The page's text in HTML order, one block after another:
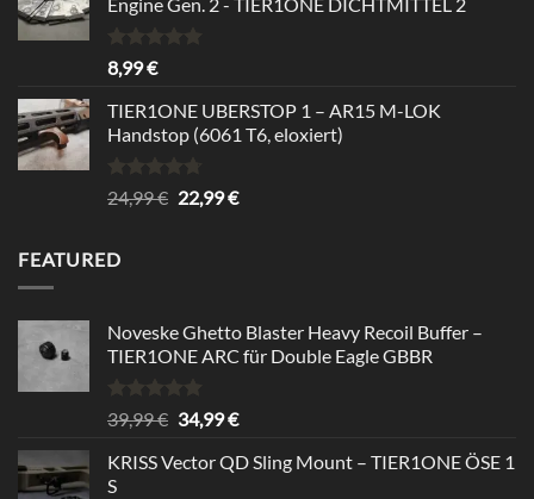
Bewertet
mit
von 5
8,99€
TIER1ONE UBERSTOP 1 – AR15 M-LOK
Handstop (6061 T6, eloxiert)
Bewertet
mit
24,99€ Ursprünglicher
22,99€Aktueller
FEATURED
Noveske Ghetto Blaster Heavy Recoil Buffer –
TIER1ONE ARC für Double Eagle GBBR
Bewertet
mit
von 5
39,99€ Ursprünglicher
war:
34,99€Aktueller
ist:
KRISS Vector QD Sling Mount – TIER1ONE ÖSE 1
S